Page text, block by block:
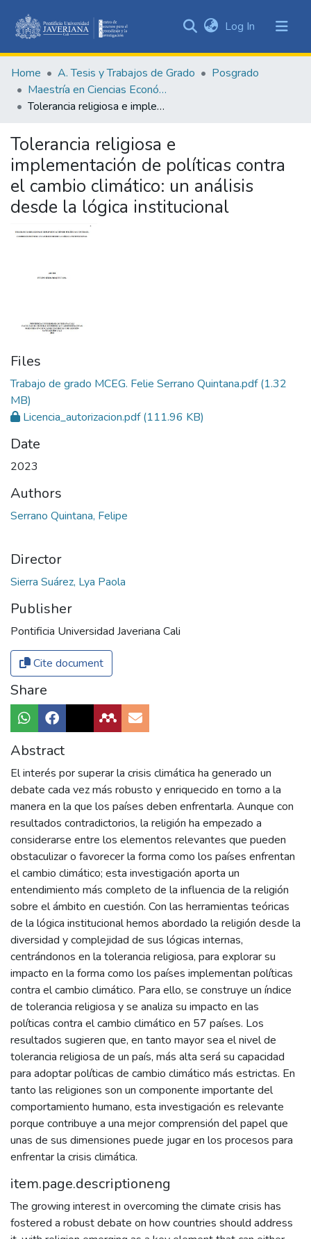
&
Collections
All of DSpace
Statistics
Log In (current)
Home A. Tesis y Trabajos de Grado
Posgrado
Maestría en Ciencias Económicas y de Gestión
Tolerancia religiosa e implementación de políticas contra el cambio climático: un análisis desde la lógica institucional
Tolerancia religiosa e
implementación de políticas contra
el cambio climático: un análisis
desde la lógica institucional
Files
Trabajo de grado MCEG. Felie Serrano Quintana.pdf(1.32
MB)
Licencia_autorizacion.pdf(111.96 KB)
Date
2023
Authors
Serrano Quintana, Felipe
Director
Sierra Suárez, Lya Paola
Publisher
Pontificia Universidad Javeriana Cali
Cite document
Share
Abstract
El interés por superar la crisis climática ha generado un
debate cada vez más robusto y enriquecido en torno a la
manera en la que los países deben enfrentarla. Aunque con
resultados contradictorios, la religión ha empezado a
considerarse entre los elementos relevantes que pueden
obstaculizar o favorecer la forma como los países enfrentan
el cambio climático; esta investigación aporta un
entendimiento más completo de la influencia de la religión
sobre el ámbito en cuestión. Con las herramientas teóricas
de la lógica institucional hemos abordado la religión desde la
diversidad y complejidad de sus lógicas internas,
centrándonos en la tolerancia religiosa, para explorar su
impacto en la forma como los países implementan políticas
contra el cambio climático. Para ello, se construye un índice
de tolerancia religiosa y se analiza su impacto en las
políticas contra el cambio climático en 57 países. Los
resultados sugieren que, en tanto mayor sea el nivel de
tolerancia religiosa de un país, más alta será su capacidad
para adoptar políticas de cambio climático más estrictas. En
tanto las religiones son un componente importante del
comportamiento humano, esta investigación es relevante
porque contribuye a una mejor comprensión del papel que
unas de sus dimensiones puede jugar en los procesos para
enfrentar la crisis climática.
item.page.descriptioneng
The growing interest in overcoming the climate crisis has
fostered a robust debate on how countries should address